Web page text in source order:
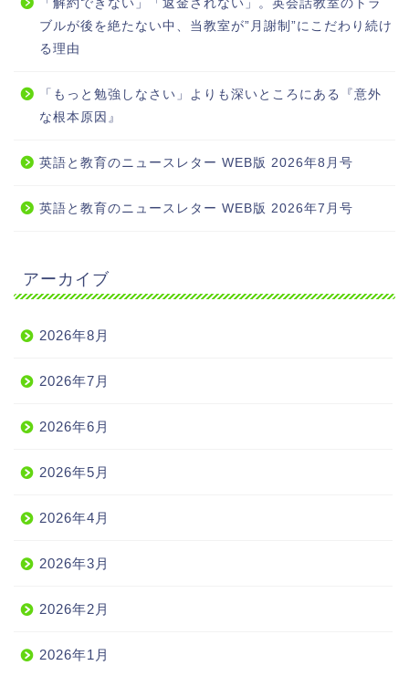
「解約できない」「返金されない」。英会話教室のトラ
ブルが後を絶たない中、当教室が”月謝制”にこだわり続け
る理由
「もっと勉強しなさい」よりも深いところにある『意外
な根本原因』
英語と教育のニュースレター WEB版 2026年8月号
英語と教育のニュースレター WEB版 2026年7月号
アーカイブ
2026年8月
2026年7月
2026年6月
2026年5月
2026年4月
2026年3月
2026年2月
2026年1月